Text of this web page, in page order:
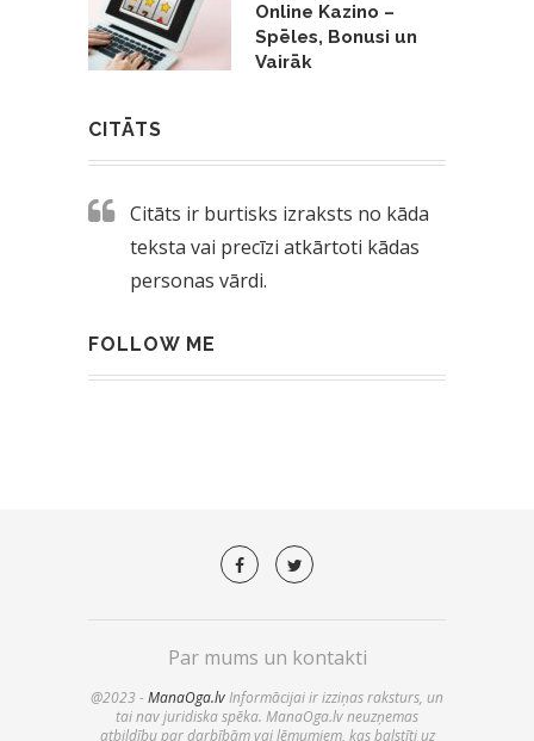
Online Kazino –
Spēles, Bonusi un
Vairāk
CITĀTS
Citāts ir burtisks izraksts no kāda
teksta vai precīzi atkārtoti kādas
personas vārdi.
FOLLOW ME
Par mums un kontakti
@2023 - ManaOga.lvInformācijai ir izziņas raksturs, un
tai nav juridiska spēka. ManaOga.lv neuzņemas
atbildību par darbībām vai lēmumiem, kas balstīti uz